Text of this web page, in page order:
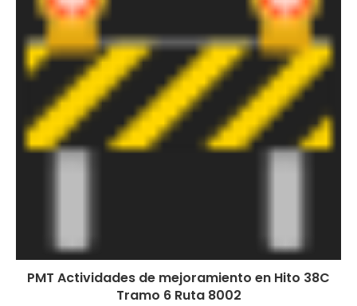
PMT Actividades de mejoramiento en Hito 38C
Tramo 6 Ruta 8002